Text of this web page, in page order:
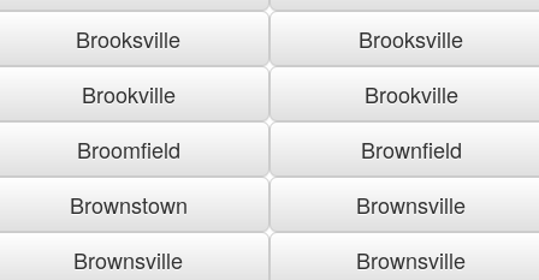
Brooksville
Brooksville
Brookville
Brookville
Broomfield
Brownfield
Brownstown
Brownsville
Brownsville
Brownsville